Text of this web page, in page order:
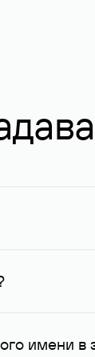
и у
данные,
имени в